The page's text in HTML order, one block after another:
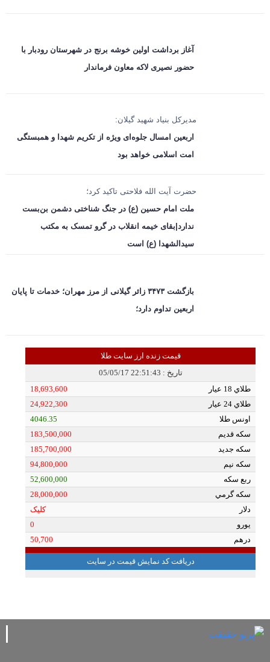
آغاز برداشت اولین خوشه برنج در شهرستان رودبار با
حضور نصیری لاکه معاون فرماندار
مدیرکل بنیاد شهید گیلان:
اربعین امسال جلوه‌ای ویژه از تکریم شهدا و همبستگی
امت اسلامی خواهد بود
حضرت آیت الله فلاحتی تاکید کرد؛
ملت امام حسین (ع) در جنگ شناختی دشمن بن‌بست
ندارد|بقای خیمه انقلاب در گرو تمسک به مکتب
سیدالشهدا (ع) است
بازگشت ۳۴۷۳ زائر گیلانی از مرز مهران؛ خدمات تا پایان
اربعین تداوم دارد؛